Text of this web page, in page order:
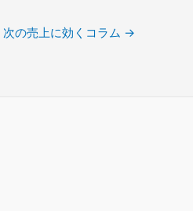
次の売上に効くコラム →